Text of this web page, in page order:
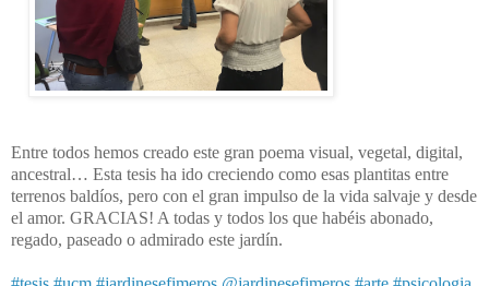
Entre todos hemos creado este gran poema visual, vegetal, digital,
ancestral… Esta tesis ha ido creciendo como esas plantitas entre
terrenos baldíos, pero con el gran impulso de la vida salvaje y desde
el amor. GRACIAS! A todas y todos los que habéis abonado,
regado, paseado o admirado este jardín.